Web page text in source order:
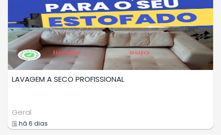
LAVAGEM A SECO DE ESTOFADOS
Prestadores Serviços
há 8 dias